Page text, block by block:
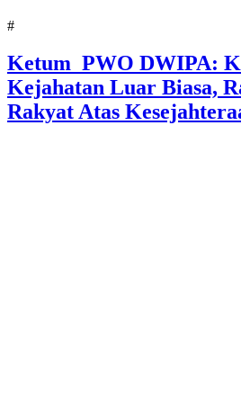
#
Ketum PWO DWIPA:
Kejahatan Luar Biasa,
Rakyat Atas